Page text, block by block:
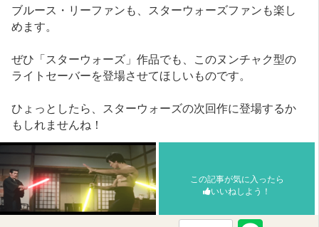
ブルース・リーファンも、スターウォーズファンも楽し
めます。
ぜひ「スターウォーズ」作品でも、このヌンチャク型の
ライトセーバーを登場させてほしいものです。
ひょっとしたら、スターウォーズの次回作に登場するか
もしれませんね！
この記事が気に入ったら
いいねしよう！